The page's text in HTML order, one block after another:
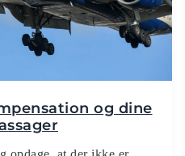
og dine